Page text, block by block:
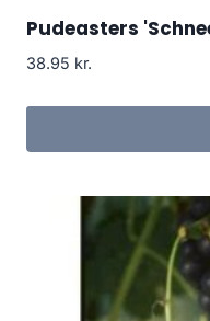
Pudeasters
38.95 kr.